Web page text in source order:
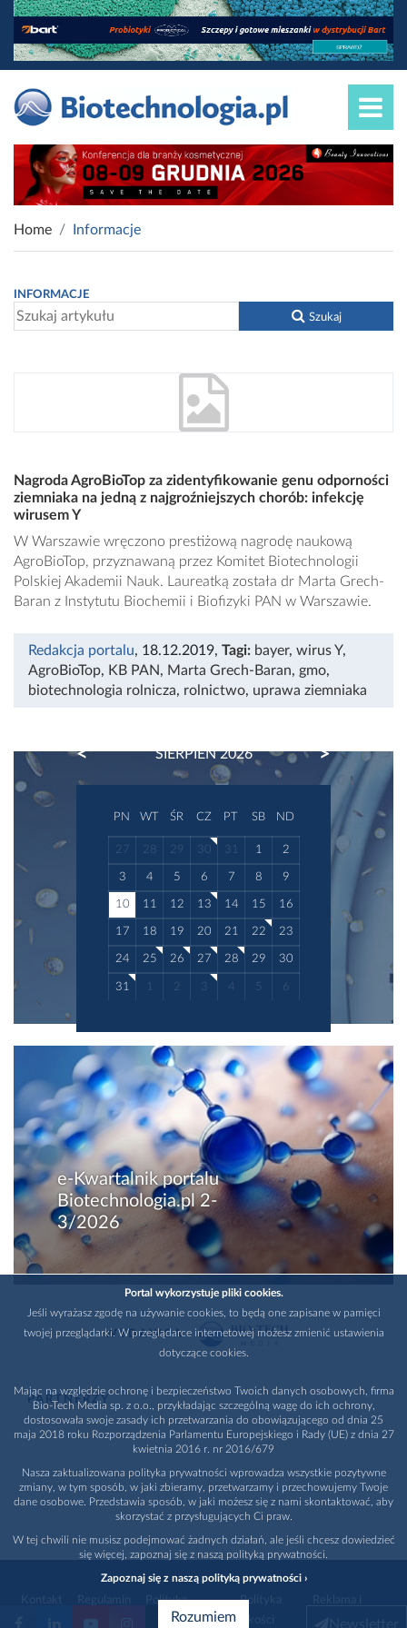
Home Informacje
INFORMACJE
Szukaj
Nagroda AgroBioTop za zidentyfikowanie genu odporności
ziemniaka na jedną z najgroźniejszych chorób: infekcję
wirusem Y
W Warszawie wręczono prestiżową nagrodę naukową
AgroBioTop, przyznawaną przez Komitet Biotechnologii
Polskiej Akademii Nauk. Laureatką została dr Marta Grech-
Baran z Instytutu Biochemii i Biofizyki PAN w Warszawie.
Redakcja portalu, 18.12.2019, Tagi: bayer, wirus Y,
AgroBioTop, KB PAN, Marta Grech-Baran, gmo,
biotechnologia rolnicza, rolnictwo, uprawa ziemniaka
SIERPIEŃ 2026
PREVIOUS NEXT
PN WT ŚR CZ PT SB ND
27 28 29 30 31 1 2
3 4 5 6 7 8 9
10 11 12 13 14 15 16
17 18 19 20 21 22 23
24 25 26 27 28 29 30
31 1 2 3 4 5 6
e-Kwartalnik portalu
Biotechnologia.pl 2-
3/2026
WYDAWCA
PARTNERZY
Polityka
prywatności
Polityka
promocja
Portal wykorzystuje pliki cookies.
Jeśli wyrażasz zgodę na używanie cookies, to będą one zapisane w pamięci
twojej przeglądarki. W przeglądarce internetowej możesz zmienić ustawienia
dotyczące cookies.
Mając na względzie ochronę i bezpieczeństwo Twoich danych osobowych, firma
Bio-Tech Media sp. z o.o., przykładając szczególną wagę do ich ochrony,
dostosowała swoje zasady ich przetwarzania do obowiązującego od dnia 25
maja 2018 roku Rozporządzenia Parlamentu Europejskiego i Rady (UE) z dnia 27
kwietnia 2016 r. nr 2016/679
Nasza zaktualizowana polityka prywatności wprowadza wszystkie pozytywne
zmiany, w tym sposób, w jaki zbieramy, przetwarzamy i przechowujemy Twoje
dane osobowe. Przedstawia sposób, w jaki możesz się z nami skontaktować, aby
skorzystać z przysługujących Ci praw.
W tej chwili nie musisz podejmować żadnych działań, ale jeśli chcesz dowiedzieć
się więcej, zapoznaj się z naszą polityką prywatności.
Zapoznaj się z naszą polityką prywatności ›
Rozumiem Newsletter